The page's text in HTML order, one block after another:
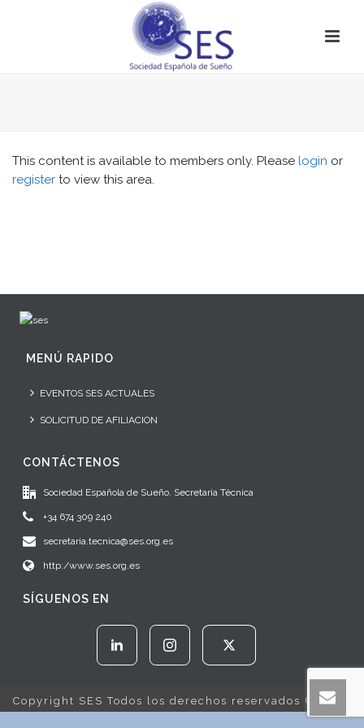
This content is available to members only. Please login or
register to view this area.
MENÚ RAPIDO
EVENTOS SES ACTUALES
SOLICITUD DE AFILIACION
CONTÁCTENOS
Sociedad Española de Sueño. Secretaría Técnica
+34 674 309 240
secretaria.tecnica@ses.org.es
http:/www.ses.org.es
SÍGUENOS EN
Copyright SES Todos los derechos reservados © 2022